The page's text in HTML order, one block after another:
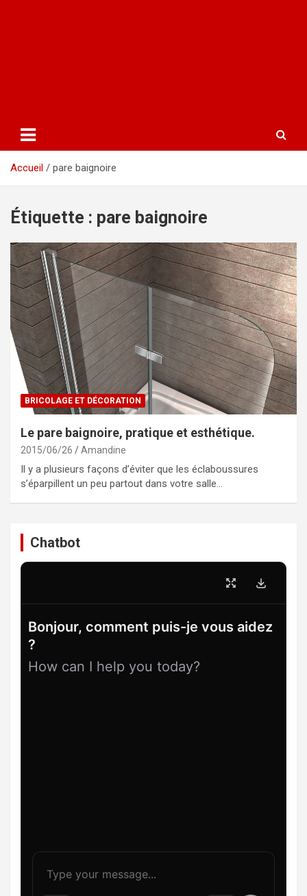
Accueil pare baignoire
Étiquette : pare baignoire
BRICOLAGE ET DÉCORATION
Le pare baignoire, pratique et esthétique.
2015/06/26 Amandine
Il y a plusieurs façons d’éviter que les éclaboussures
s’éparpillent un peu partout dans votre salle…
Chatbot
Bonjour, comment puis-je vous aidez
?
How can I help you today?